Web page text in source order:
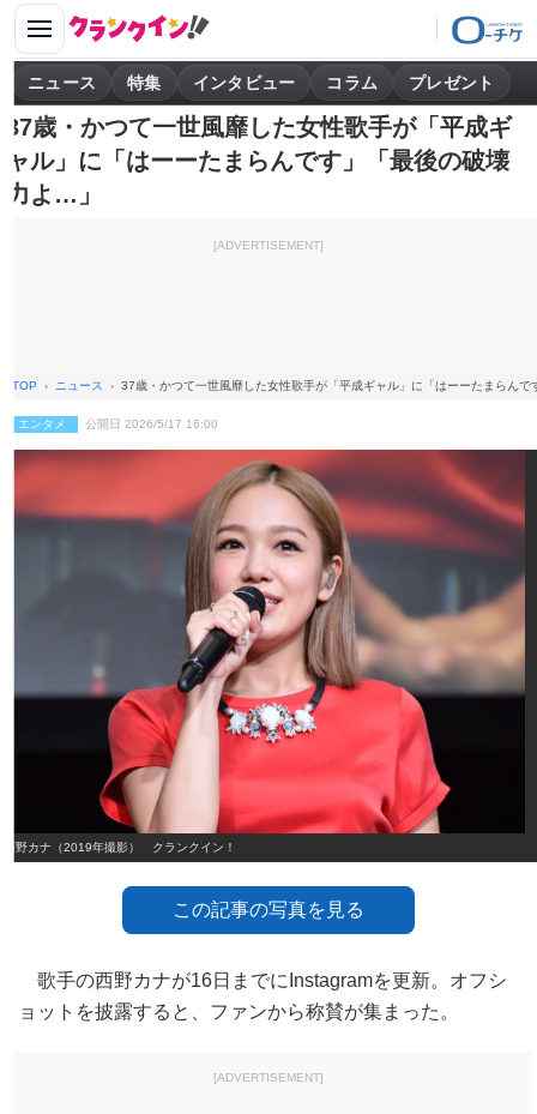
ニュース 特集 インタビュー コラム プレゼント
37歳・かつて一世風靡した女性歌手が「平成ギ
ャル」に「はーーたまらんです」「最後の破壊
力よ…」
[ADVERTISEMENT]
TOP ニュース 37歳・かつて一世風靡した女性歌手が「平成ギャル」に「はーーたまらん
エンタメ 公開日 2026/5/17 16:00
西野カナ（2019年撮影） クランクイン！
この記事の写真を見る
歌手の西野カナが16日までにInstagramを更新。オフシ
ョットを披露すると、ファンから称賛が集まった。
[ADVERTISEMENT]